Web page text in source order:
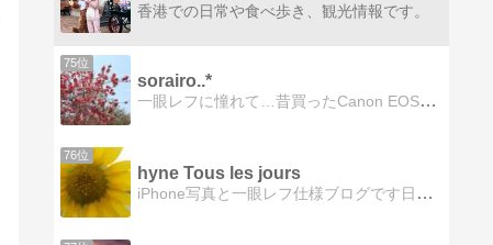
香港での日常や食べ歩き、観光情報です。
75位
sorairo..*
一眼レフに憧れて…昔買ったCanon EOS Kiss X2で、のんびり気まぐれに写真撮ってます。
76位
hyne Tous les jours
iPhone写真と一眼レフ仕様ブログです日常日記。マイメロ大好き！(･∀･)